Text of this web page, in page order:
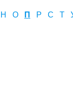
Н О П Р С Т